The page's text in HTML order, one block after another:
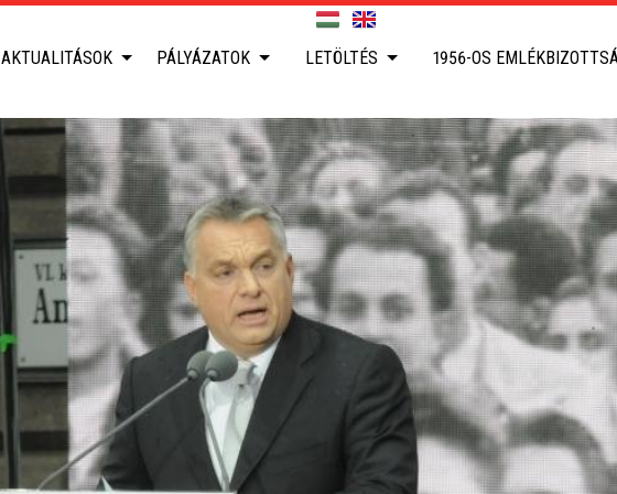
AKTUALITÁSOK PÁLYÁZATOK LETÖLTÉS 1956-OS